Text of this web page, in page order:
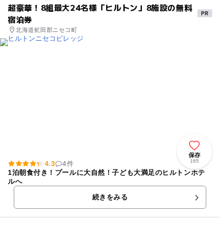
超豪華！8組最大24名様「ヒルトン」8施設の無料
宿泊券
北海道虻田郡ニセコ町
保存
165
4.3
4件
1泊朝食付き！プールに大自然！子ども大満足のヒルトンホテ
ルへ
続きをみる